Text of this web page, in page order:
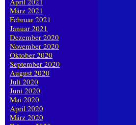
März 2021
Februar 2021
Januar 2021
Dezember 2020
November 2020
Oktober 2020
September 2020
August 2020
Juli 2020
Juni 2020
Mai 2020
April 2020
März 2020